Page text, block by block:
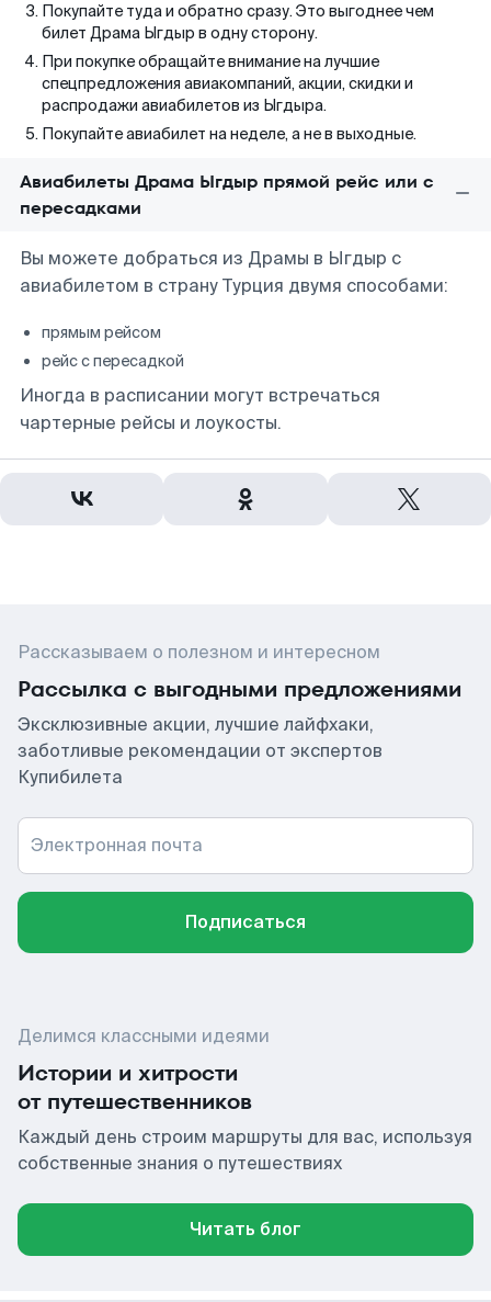
Покупайте туда и обратно сразу. Это выгоднее чем
билет Драма Ыгдыр в одну сторону.
При покупке обращайте внимание на лучшие
спецпредложения авиакомпаний, акции, скидки и
распродажи авиабилетов из Ыгдыра.
Покупайте авиабилет на неделе, а не в выходные.
Авиабилеты Драма Ыгдыр прямой рейс или с
пересадками
Вы можете добраться из Драмы в Ыгдыр с
авиабилетом в страну Турция двумя способами:
прямым рейсом
рейс с пересадкой
Иногда в расписании могут встречаться
чартерные рейсы и лоукосты.
Рассказываем о полезном и интересном
Рассылка с выгодными предложениями
Эксклюзивные акции, лучшие лайфхаки,
заботливые рекомендации от экспертов
Купибилета
Электронная почта
Подписаться
Делимся классными идеями
Истории и хитрости
от путешественников
Каждый день строим маршруты для вас, используя
собственные знания о путешествиях
Читать блог